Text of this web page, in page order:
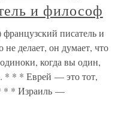
и философ
писатель и
делает, он думает, что
когда вы один,
* * * Еврей — это тот,
* * * Израиль —